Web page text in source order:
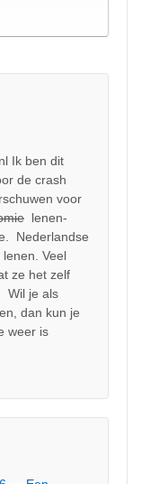
Ik ben dit
de crash
voor
lenen-
Nederlandse
Veel
ze het zelf
Wil je als
dan kun je
weer is